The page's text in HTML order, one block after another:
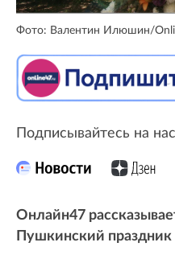
Фото: Валентин Илюшин/
Подписывайтесь на
Онлайн47
Пушкинский праздник